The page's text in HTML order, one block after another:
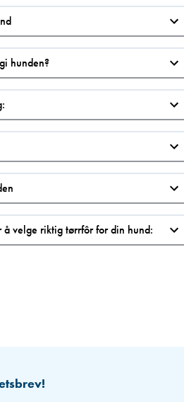
hunden?
velge riktig tørrfôr for din hund: